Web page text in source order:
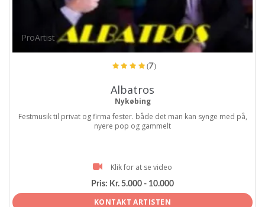
ProArtist
(7)
Albatros
Nykøbing
Festmusik til privat og firma fester. både det man kan synge med på,
nyere pop og gammelt
Klik for at se video
Pris: Kr. 5.000 - 10.000
KONTAKT ARTISTEN